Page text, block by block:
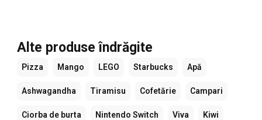
Alte produse îndrăgite
Pizza Mango LEGO Starbucks Apă
Ashwagandha Tiramisu Cofetărie Campari
Ciorba de burta Nintendo Switch Viva Kiwi